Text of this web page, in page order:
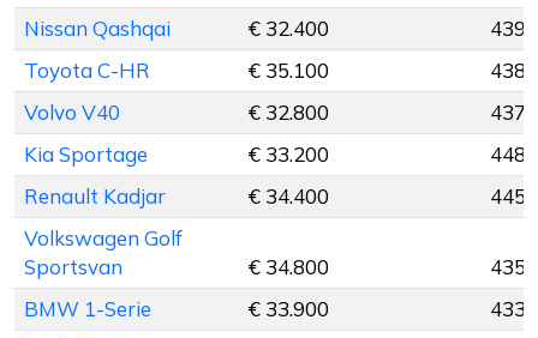
Nissan Qashqai € 32.400
439
Toyota C-HR
€ 35.100
438
Volvo V40
€ 32.800
437
Kia Sportage
€ 33.200
448
Renault Kadjar
€ 34.400
445
Volkswagen Golf
Sportsvan
€ 34.800
435
BMW 1-Serie
€ 33.900
433